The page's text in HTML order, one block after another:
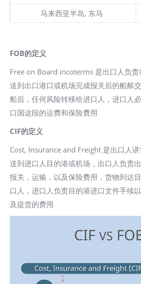
马来西亚半岛, 东马
FOB的定义
Free on Board incoterms 是出口人负
送到出口港口或机场完成报关后的船舷
船后，任何风险转移给进口人，进口人
口国这段的运费和保险费用
CIF的定义
Cost, Insurance and Freight 是出口人
送到进口人目的港或机场，出口人负责
报关，运输，以及保险费用，货物到达
口人，进口人负责目的港进口文件手续
及提货的费用